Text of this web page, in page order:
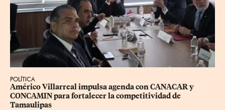
POLÍTICA
Américo Villarreal impulsa agenda con CANACAR y
CONCAMIN para fortalecer la competitividad de
Tamaulipas